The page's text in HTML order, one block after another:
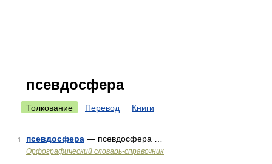
псевдосфера
Толкование Перевод Книги
1 псевдосфера — псевдосфера …
Орфографический словарь-справочник